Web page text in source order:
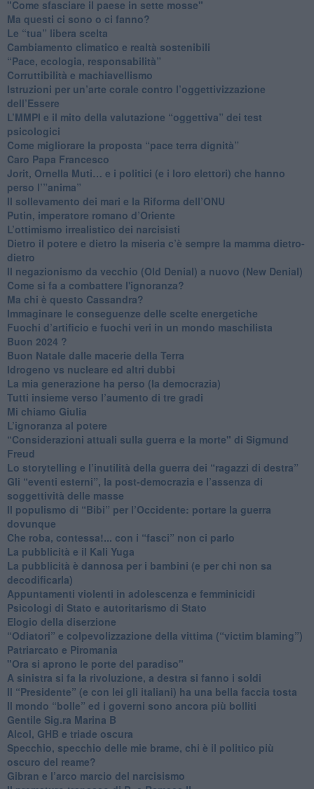
"Come sfasciare il paese in sette mosse"
​Ma questi ci sono o ci fanno?
​Le “tua” libera scelta
Cambiamento climatico e realtà sostenibili
“Pace, ecologia, responsabilità”
​Corruttibilità e machiavellismo
Istruzioni per un’arte corale contro l’oggettivizzazione
dell’Essere
​L’MMPI e il mito della valutazione “oggettiva” dei test
psicologici
Come migliorare la proposta “pace terra dignità”
Caro Papa Francesco
​Jorit, Ornella Muti… e i politici (e i loro elettori) che hanno
perso l’”anima”
​Il sollevamento dei mari e la Riforma dell’ONU
Putin, imperatore romano d’Oriente
​L’ottimismo irrealistico dei narcisisti
​Dietro il potere e dietro la miseria c’è sempre la mamma dietro-
dietro
Il negazionismo da vecchio (Old Denial) a nuovo (New Denial)
Come si fa a combattere l'ignoranza?
Ma chi è questo Cassandra?
Immaginare le conseguenze delle scelte energetiche
​Fuochi d’artificio e fuochi veri in un mondo maschilista
Buon 2024 ?
​Buon Natale dalle macerie della Terra
​Idrogeno vs nucleare ed altri dubbi
​La mia generazione ha perso (la democrazia)
​Tutti insieme verso l’aumento di tre gradi
Mi chiamo Giulia
L’ignoranza al potere
​“Considerazioni attuali sulla guerra e la morte" di Sigmund
Freud
​Lo storytelling e l’inutilità della guerra dei “ragazzi di destra”
​Gli “eventi esterni”, la post-democrazia e l’assenza di
soggettività delle masse
​Il populismo di “Bibi” per l’Occidente: portare la guerra
dovunque
​Che roba, contessa!... con i “fasci” non ci parlo
La pubblicità e il Kali Yuga
​La pubblicità è dannosa per i bambini (e per chi non sa
decodificarla)
​Appuntamenti violenti in adolescenza e femminicidi
​Psicologi di Stato e autoritarismo di Stato
Elogio della diserzione
“Odiatori” e colpevolizzazione della vittima (“victim blaming”)
​Patriarcato e Piromania
"Ora si aprono le porte del paradiso"
​A sinistra si fa la rivoluzione, a destra si fanno i soldi
​Il “Presidente” (e con lei gli italiani) ha una bella faccia tosta
​Il mondo “bolle” ed i governi sono ancora più bolliti
​Gentile Sig.ra Marina B
​Alcol, GHB e triade oscura
​Specchio, specchio delle mie brame, chi è il politico più
oscuro del reame?
​Gibran e l’arco marcio del narcisismo